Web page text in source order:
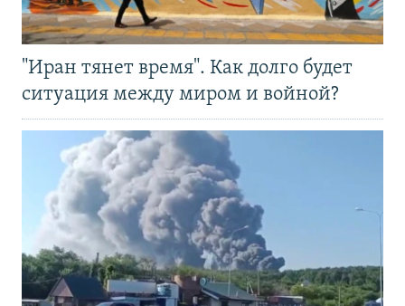
"Иран тянет время". Как долго будет
ситуация между миром и войной?